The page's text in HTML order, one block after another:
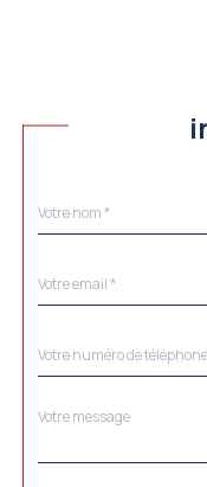
par
*
*
*
Fieldset
Message
*